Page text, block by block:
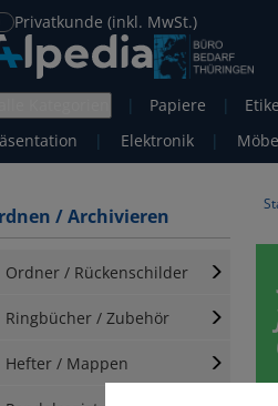
Privatkunde (inkl. MwSt.)
| Papiere |
| Elektronik |
/ Archivieren
Ordner / Rückenschilder
Ringbücher / Zubehör
Hefter / Mappen